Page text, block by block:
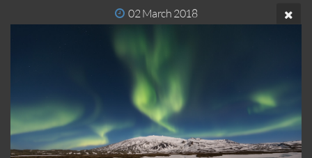
02 March 2018